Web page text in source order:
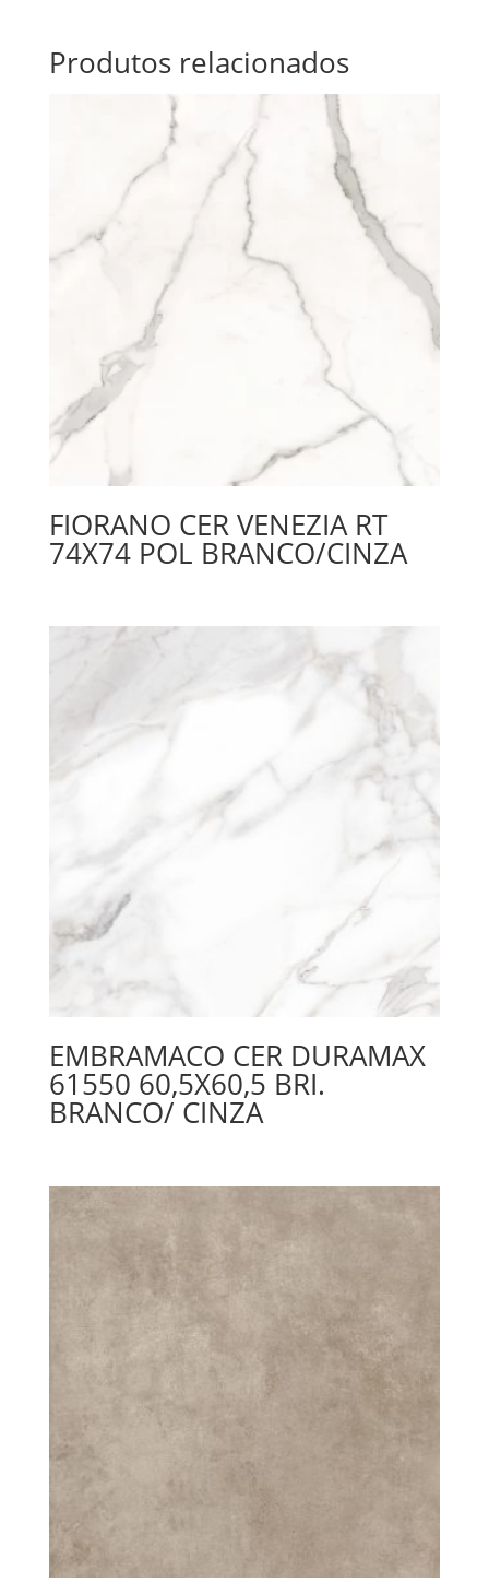
Produtos relacionados
FIORANO CER VENEZIA RT
74X74 POL BRANCO/CINZA
EMBRAMACO CER DURAMAX
61550 60,5X60,5 BRI.
BRANCO/ CINZA